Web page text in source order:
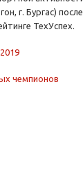
г. Бургас)
ТехУспех.
чемпионов